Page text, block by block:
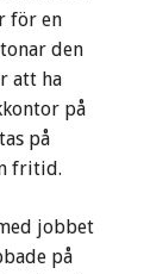
för en
den
att ha
på
på
fritid.
jobbet
på